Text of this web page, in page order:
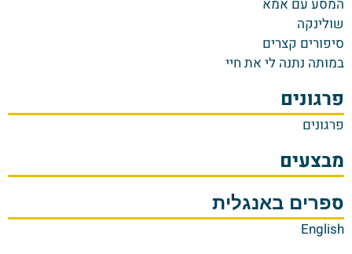
המסע עם אמא
שולינקה
סיפורים קצרים
במותה נתנה לי את חיי
פרגונים
פרגונים
מבצעים
ספרים באנגלית
English